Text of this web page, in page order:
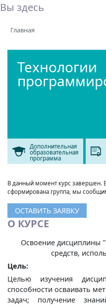
Вы здесь
Главная
Технологии
Дополнительная
образовательная
программа
В данный момент курс завершен.
сформирована группа, мы
ОСТАВИТЬ ЗАЯВКУ
О КУРСЕ
Освоение дисциплины
средств,
Цель:
Целью изучения
способности осваивать
задач; получение